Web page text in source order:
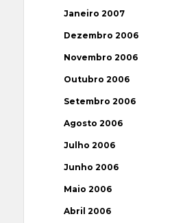
Janeiro 2007
Dezembro 2006
Novembro 2006
Outubro 2006
Setembro 2006
Agosto 2006
Julho 2006
Junho 2006
Maio 2006
Abril 2006